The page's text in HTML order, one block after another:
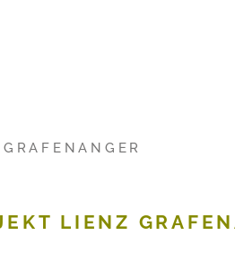
LIENZ